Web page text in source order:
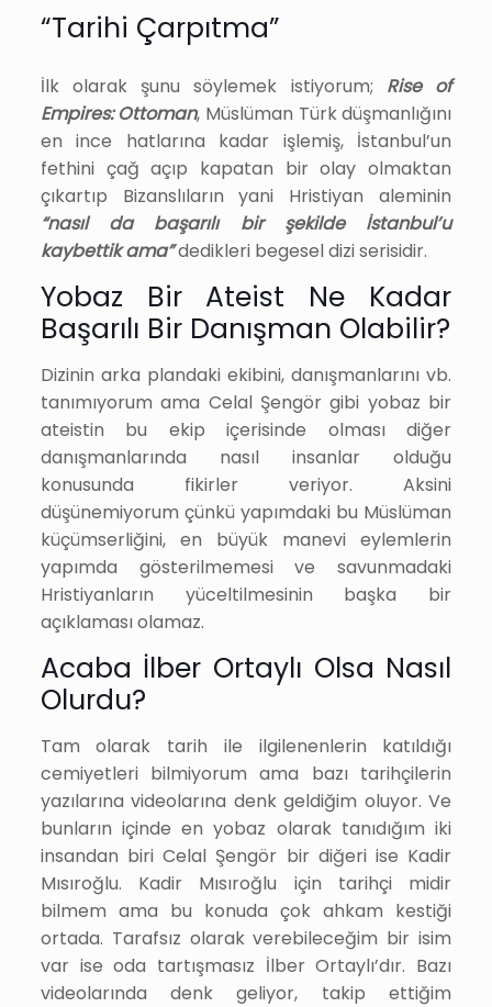
“Tarihi Çarpıtma”
İlk olarak şunu söylemek istiyorum; Rise of
Empires: Ottoman, Müslüman Türk düşmanlığını
en ince hatlarına kadar işlemiş, İstanbul’un
fethini çağ açıp kapatan bir olay olmaktan
çıkartıp Bizanslıların yani Hristiyan aleminin
“nasıl da başarılı bir şekilde İstanbul’u
kaybettik ama”dedikleri begesel dizi serisidir.
Yobaz Bir Ateist Ne Kadar
Başarılı Bir Danışman Olabilir?
Dizinin arka plandaki ekibini, danışmanlarını vb.
tanımıyorum ama Celal Şengör gibi yobaz bir
ateistin bu ekip içerisinde olması diğer
danışmanlarında nasıl insanlar olduğu
konusunda fikirler veriyor. Aksini
düşünemiyorum çünkü yapımdaki bu Müslüman
küçümserliğini, en büyük manevi eylemlerin
yapımda gösterilmemesi ve savunmadaki
Hristiyanların yüceltilmesinin başka bir
açıklaması olamaz.
Acaba İlber Ortaylı Olsa Nasıl
Olurdu?
Tam olarak tarih ile ilgilenenlerin katıldığı
cemiyetleri bilmiyorum ama bazı tarihçilerin
yazılarına videolarına denk geldiğim oluyor. Ve
bunların içinde en yobaz olarak tanıdığım iki
insandan biri Celal Şengör bir diğeri ise Kadir
Mısıroğlu. Kadir Mısıroğlu için tarihçi midir
bilmem ama bu konuda çok ahkam kestiği
ortada. Tarafsız olarak verebileceğim bir isim
var ise oda tartışmasız İlber Ortaylı’dır. Bazı
videolarında denk geliyor, takip ettiğim